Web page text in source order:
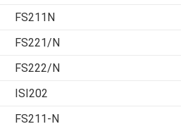
FS211N
FS221/N
FS222/N
ISI202
FS211-N